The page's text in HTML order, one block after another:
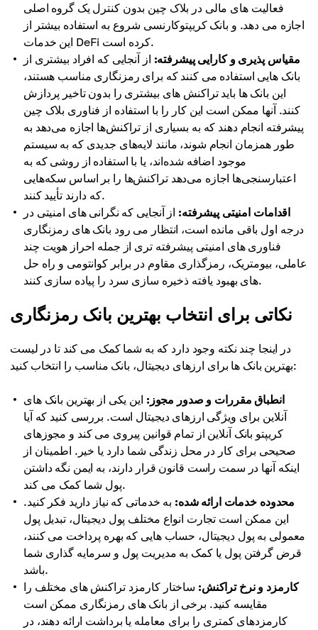
فعالیت های مالی در بلاک چین بدون کنترل یک گروه اصلی
اجازه می دهد. و بانک کریپتوکارنسی شروع به استفاده بیشتر از
این خدمات DeFi کرده است.
مقیاس پذیری و کارایی پیشرفته: از آنجایی که افراد بیشتری از
بانک هایی استفاده می کنند که برای رمزنگاری مناسب هستند،
این بانک ها باید تراکنش های بیشتری را بدون تاخیر پردازش
کنند. آنها ممکن است این کار را با استفاده از فناوری بلاک چین
پیشرفته انجام دهند که به بسیاری از تراکنش‌ها اجازه می‌دهد به
طور همزمان انجام شوند، مانند لایه‌های جدیدی که به سیستم
موجود اضافه شده‌اند، یا با استفاده از روشی که به
اعتبارسنجی‌ها اجازه می‌دهد تراکنش‌ها را بر اساس سکه‌هایی
که دارند تأیید کنند.
اقدامات امنیتی پیشرفته: از آنجایی که نگرانی های امنیتی در
درجه اول باقی مانده است، انتظار می رود بانک های رمزنگاری
فناوری های امنیتی پیشرفته تری از جمله احراز هویت چند
عاملی، بیومتریک، رمزگذاری مقاوم در برابر کوانتومی و راه حل
های بهبود یافته ذخیره سازی سرد را پیاده سازی کنند.
نکاتی برای انتخاب بهترین بانک رمزنگاری
در اینجا چند نکته وجود دارد که به شما کمک می کند تا در لیست
بهترین بانک ها برای ارزهای دیجیتال، بانک مناسب را انتخاب کنید:
انطباق مقررات و صدور مجوز: این یکی از بهترین بانک های
آنلاین برای ویژگی ارزهای دیجیتال است. بررسی کنید که آیا
کریپتو بانک آنلاین از تمام قوانین پیروی می کند و مجوزهای
صحیحی برای کار در محل زندگی شما دارد یا خیر. اطمینان از
اینکه آنها در سمت راست قانون قرار دارند، به ایمن نگه داشتن
پول شما کمک می کند.
محدوده خدمات ارائه شده: به خدماتی که نیاز دارید فکر کنید.
این ممکن است تجارت انواع مختلف پول دیجیتال، تبدیل پول
معمولی به پول دیجیتال، حساب هایی که بهره پرداخت می کنند،
قرض گرفتن پول یا کمک به مدیریت پول و سرمایه گذاری شما
باشد.
کارمزد و نرخ تراکنش: ساختار کارمزد تراکنش های مختلف را
مقایسه کنید. برخی از بانک های رمزنگاری ممکن است
کارمزدهای کمتری را برای معامله یا برداشت ارائه دهند، در